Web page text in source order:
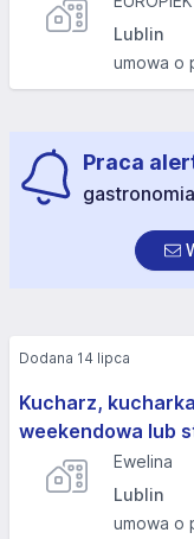
Lublin
umowa o
Praca
Kucharz,
weekendowa lub
Ewelina
Lublin
umowa o
Dodana 14 lipca